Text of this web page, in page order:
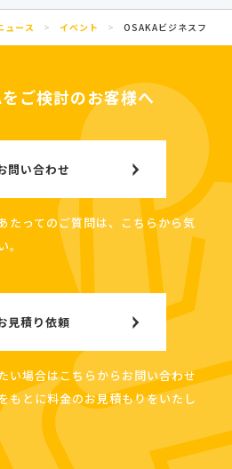
ュース > イベント > OSAKAビジネスフェア
ご検討のお客様へ
問い合わせ
たってのご質問は、こちらから気
見積り依頼
い場合はこちらからお問い合わせ
もとに料金のお見積もりをいたし